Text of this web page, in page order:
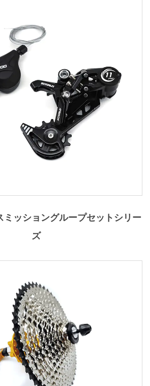
ミッショングループセットシリー
ズ